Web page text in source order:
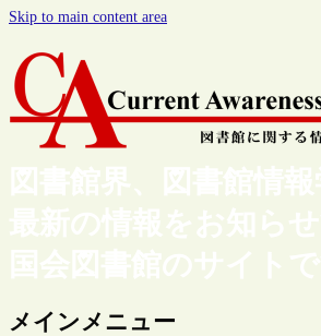
Skip to main content area
図書館界、図書館情
最新の情報をお知ら
国会図書館のサイトで
メインメニュー